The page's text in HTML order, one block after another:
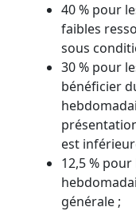
40 % pour
faibles
sous
30 % pour
bénéficier
est
12,5 %
générale ;